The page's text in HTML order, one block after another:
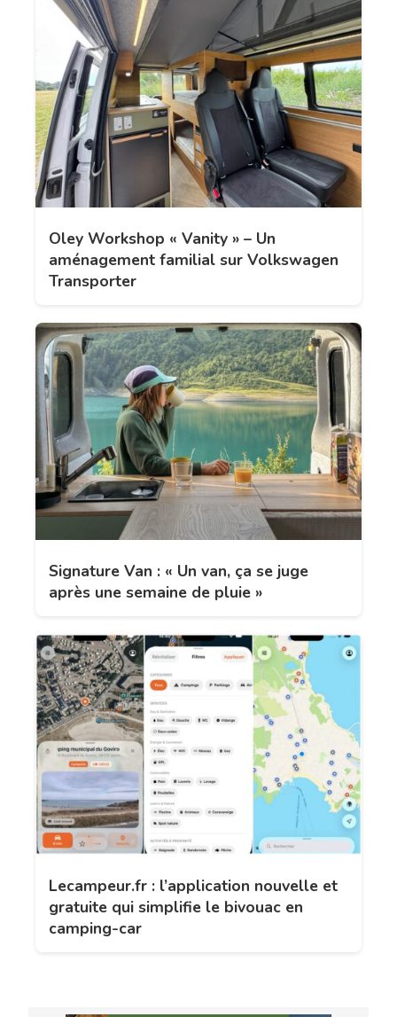
Oley Workshop « Vanity » – Un
aménagement familial sur Volkswagen
Transporter
Signature Van : « Un van, ça se juge
après une semaine de pluie »
Lecampeur.fr : l’application nouvelle et
gratuite qui simplifie le bivouac en
camping-car